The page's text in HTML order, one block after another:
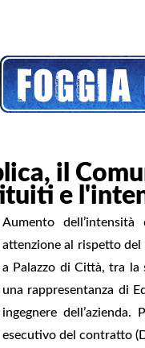
il
e
Aumento
attenzione al rispetto
a Palazzo di Città, tra la
una rappresentanza di
ingegnere
esecutivo del contratto